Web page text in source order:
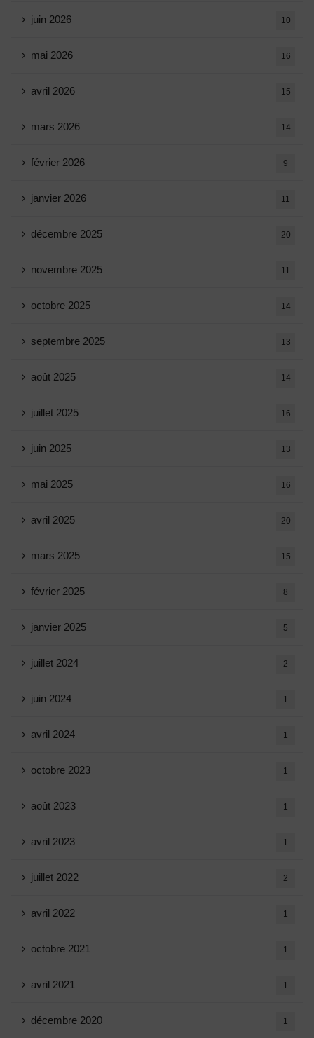
juin 2026 10
mai 2026 16
avril 2026 15
mars 2026 14
février 2026 9
janvier 2026 11
décembre 2025 20
novembre 2025 11
octobre 2025 14
septembre 2025 13
août 2025 14
juillet 2025 16
juin 2025 13
mai 2025 16
avril 2025 20
mars 2025 15
février 2025 8
janvier 2025 5
juillet 2024 2
juin 2024 1
avril 2024 1
octobre 2023 1
août 2023 1
avril 2023 1
juillet 2022 2
avril 2022 1
octobre 2021 1
avril 2021 1
décembre 2020 1